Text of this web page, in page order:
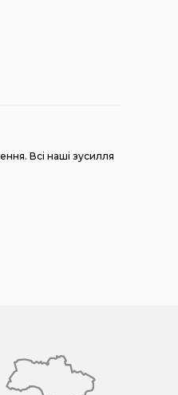
Всі наші зусилля